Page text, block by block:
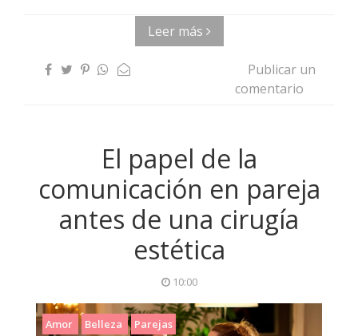
Leer más
Publicar un
comentario
El papel de la
comunicación en pareja
antes de una cirugía
estética
10:00
Amor Belleza Parejas